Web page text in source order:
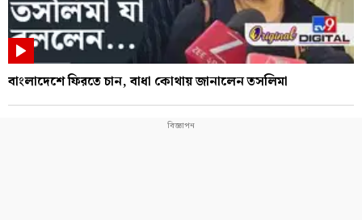
বাংলাদেশে ফিরতে চান, বাধা কোথায় জানালেন তসলিমা